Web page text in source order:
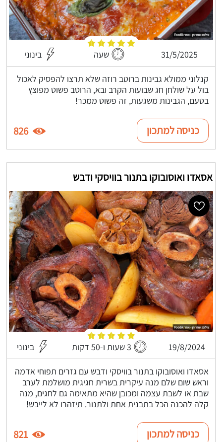
31/5/2025 שעה בינוני
קנלוני ממולא גבינות ברוטב רוזה שלא תרצו להפסיק לאכול
בול על שולחן חג שבועות הקרב ובא, הרוטב פשוט מפוצץ
בטעם, הגבינות משגעות, זה פשוט ממכר!
כניסה למתכון 826
אסאדו ואוסובוקו בתנור בוויסקי ודבש
19/8/2024 3 שעות ו-50 דקות בינוני
אסאדו ואוסובוקו בתנור בוויסקי ודבש עם גזרים תפוחי אדמה
וראש שום שלם מנה עיקרית בשרית חגיגית מושלמת לערב
שבת או לשבת עצמה ומכובן שהיא מתאימה גם לחגים, מנה
קלה להכנה הכל בתבנית אחת ולתנור. תיזהרו לא לייבש!
כניסה למתכון 821